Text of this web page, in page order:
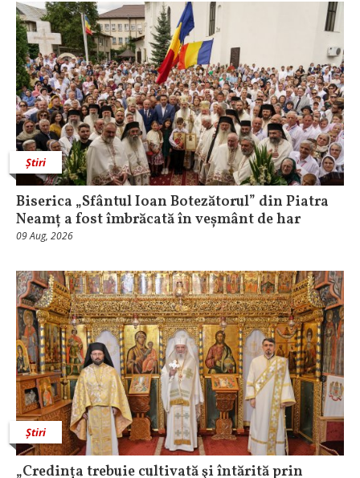
Știri
Biserica „Sfântul Ioan Botezătorul” din Piatra
Neamț a fost îmbrăcată în veșmânt de har
09 Aug, 2026
Știri
„Credința trebuie cultivată şi întărită prin